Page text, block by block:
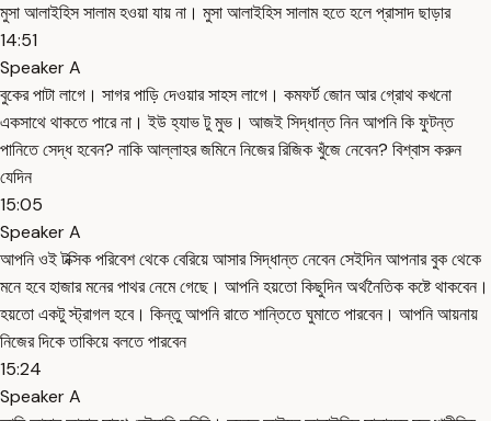
মুসা আলাইহিস সালাম হওয়া যায় না। মুসা আলাইহিস সালাম হতে হলে প্রাসাদ ছাড়ার
14:51
Speaker A
বুকের পাটা লাগে। সাগর পাড়ি দেওয়ার সাহস লাগে। কমফর্ট জোন আর গ্রোথ কখনো
একসাথে থাকতে পারে না। ইউ হ্যাভ টু মুভ। আজই সিদ্ধান্ত নিন আপনি কি ফুটন্ত
পানিতে সেদ্ধ হবেন? নাকি আল্লাহর জমিনে নিজের রিজিক খুঁজে নেবেন? বিশ্বাস করুন
যেদিন
15:05
Speaker A
আপনি ওই টক্সিক পরিবেশ থেকে বেরিয়ে আসার সিদ্ধান্ত নেবেন সেইদিন আপনার বুক থেকে
মনে হবে হাজার মনের পাথর নেমে গেছে। আপনি হয়তো কিছুদিন অর্থনৈতিক কষ্টে থাকবেন।
হয়তো একটু স্ট্রাগল হবে। কিন্তু আপনি রাতে শান্তিতে ঘুমাতে পারবেন। আপনি আয়নায়
নিজের দিকে তাকিয়ে বলতে পারবেন
15:24
Speaker A